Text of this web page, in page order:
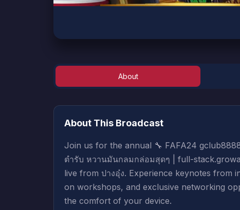
Sign in to Watch
About
About This Broadcast
Join us for the annual 🔧 FAFA24
ตำรับ หวานมันกลมกล่อมสุดๆ | full-
live from ปางอุ๋ง. Experience keynotes from
on workshops, and exclusive networking
the comfort of your device.